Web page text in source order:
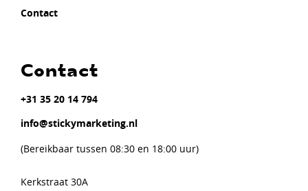
Contact
Contact
+31 35 20 14 794
info@stickymarketing.nl
(Bereikbaar tussen 08:30 en 18:00 uur)
Kerkstraat 30A